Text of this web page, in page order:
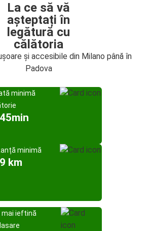
La ce să vă
așteptați în
legătură cu
călătoria
și accesibile din Milano până în
Padova
minimă
minimă
km
mai ieftină